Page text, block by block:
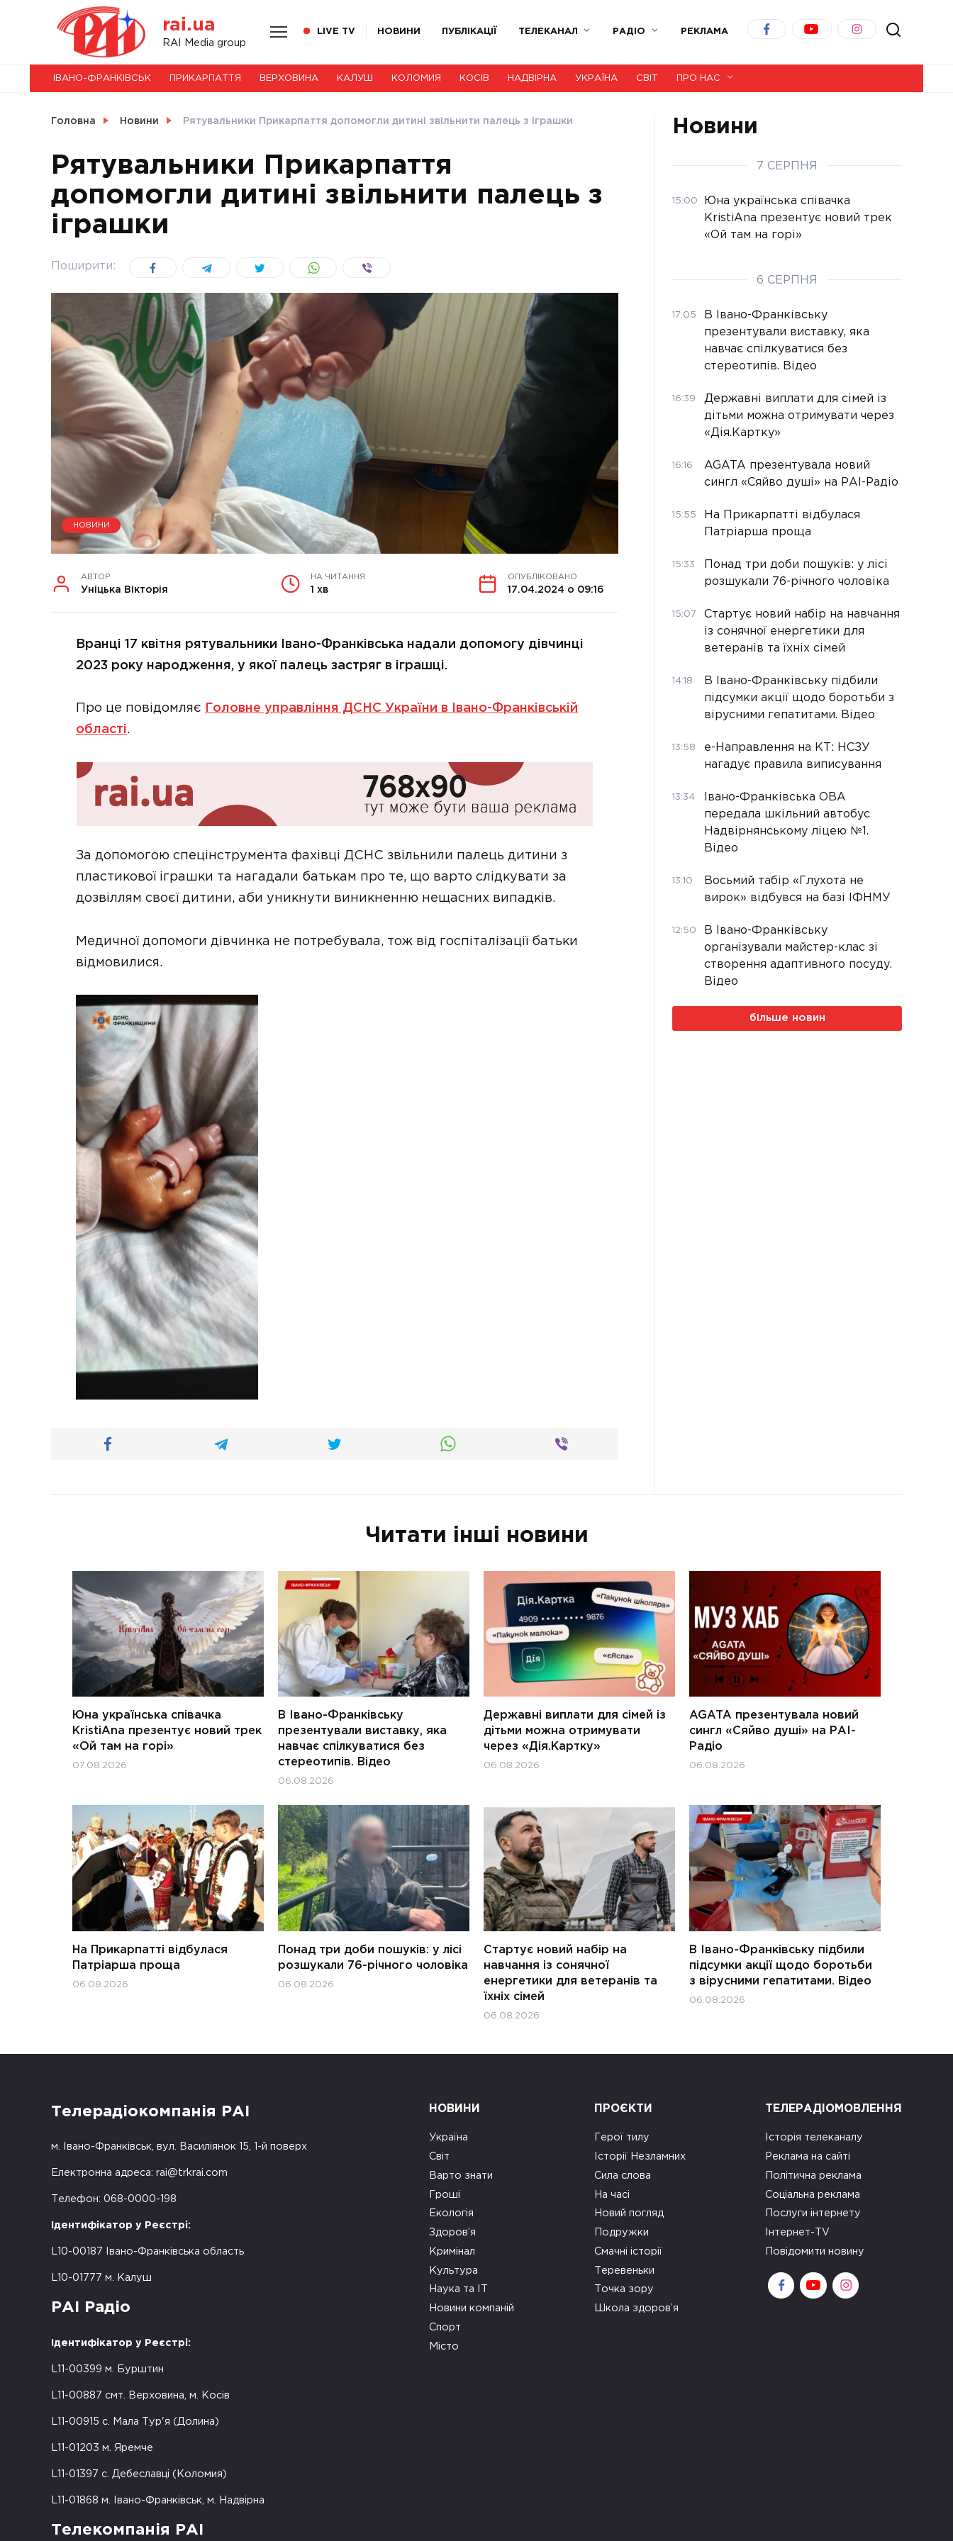
rai.ua
RAI Media group
LIVE TV НОВИНИ ПУБЛІКАЦІЇ ТЕЛЕКАНАЛ РАДІО РЕКЛАМА
НОВИНИ
СВІТ
УКРАЇНА
ІВАНО-ФРАНКІВСЬК ПРИКАРПАТТЯ ВЕРХОВИНА КАЛУШ КОЛОМИЯ КОСІВ НАДВІРНА УКРАЇНА СВІТ ПРО НАС
Головна Новини Рятувальники Прикарпаття допомогли дитині звільнити палець з іграшки
Рятувальники Прикарпаття
допомогли дитині звільнити палець з
іграшки
Поширити:
НОВИНИ
АВТОР
Уніцька Вікторія
НА ЧИТАННЯ
1 хв
ОПУБЛІКОВАНО
17.04.2024 о 09:16
Вранці 17 квітня рятувальники Івано-Франківська надали допомогу дівчинці
2023 року народження, у якої палець застряг в іграшці.
Про це повідомляє
Головне управління ДСНС України в Івано-Франківській
області.
За допомогою спецінструмента фахівці ДСНС звільнили палець дитини з
пластикової іграшки та нагадали батькам про те, що варто слідкувати за
дозвіллям своєї дитини, аби уникнути виникненню нещасних випадків.
Медичної допомоги дівчинка не потребувала, тож від госпіталізації батьки
відмовилися.
Новини
7 СЕРПНЯ
15:00
Юна українська співачка
KristiAna презентує новий трек
«Ой там на горі»
6 СЕРПНЯ
17:05
В Івано-Франківську
презентували виставку, яка
навчає спілкуватися без
стереотипів. Відео
16:39
Державні виплати для сімей із
дітьми можна отримувати через
«Дія.Картку»
16:16
AGATA презентувала новий
сингл «Сяйво душі» на РАІ-Радіо
15:55
На Прикарпатті відбулася
Патріарша проща
15:33
Понад три доби пошуків: у лісі
розшукали 76-річного чоловіка
15:07
Стартує новий набір на навчання
із сонячної енергетики для
ветеранів та їхніх сімей
14:18
В Івано-Франківську підбили
підсумки акції щодо боротьби з
вірусними гепатитами. Відео
13:58
е-Направлення на КТ: НСЗУ
нагадує правила виписування
13:34
Івано-Франківська ОВА
передала шкільний автобус
Надвірнянському ліцею №1.
Відео
13:10
Восьмий табір «Глухота не
вирок» відбувся на базі ІФНМУ
12:50
В Івано-Франківську
організували майстер-клас зі
створення адаптивного посуду.
Відео
більше новин
Читати інші новини
Юна українська співачка
KristiAna презентує новий трек
«Ой там на горі»
07.08.2026
В Івано-Франківську
презентували виставку, яка
навчає спілкуватися без
стереотипів. Відео
06.08.2026
Державні виплати для сімей із
дітьми можна отримувати
через «Дія.Картку»
06.08.2026
AGATA презентувала новий
сингл «Сяйво душі» на РАІ-
Радіо
06.08.2026
На Прикарпатті відбулася
Патріарша проща
06.08.2026
Понад три доби пошуків: у лісі
розшукали 76-річного чоловіка
06.08.2026
Стартує новий набір на
навчання із сонячної
енергетики для ветеранів та
їхніх сімей
06.08.2026
В Івано-Франківську підбили
підсумки акції щодо боротьби
з вірусними гепатитами. Відео
06.08.2026
Телерадіокомпанія РАІ
м. Івано-Франківськ, вул. Василіянок 15, 1-й поверх
Електронна адреса: rai@trkrai.com
Телефон: 068-0000-198
Ідентифікатор у Реєстрі:
L10-00187 Івано-Франківська область
L10-01777 м. Калуш
РАІ Радіо
Ідентифікатор у Реєстрі:
L11-00399 м. Бурштин
L11-00887 смт. Верховина, м. Косів
L11-00915 с. Мала Тур'я (Долина)
L11-01203 м. Яремче
L11-01397 с. Дебеславці (Коломия)
L11-01868 м. Івано-Франківськ, м. Надвірна
Телекомпанія РАІ
НОВИНИ
Україна
Світ
Варто знати
Гроші
Екологія
Здоров’я
Кримінал
Культура
Наука та ІТ
Новини компаній
Спорт
Місто
ПРОЄКТИ
Герої тилу
Історії Незламних
Сила слова
На часі
Новий погляд
Подружки
Смачні історії
Теревеньки
Точка зору
Школа здоров’я
ТЕЛЕРАДІОМОВЛЕННЯ
Історія телеканалу
Реклама на сайті
Політична реклама
Соціальна реклама
Послуги інтернету
Інтернет-TV
Повідомити новину